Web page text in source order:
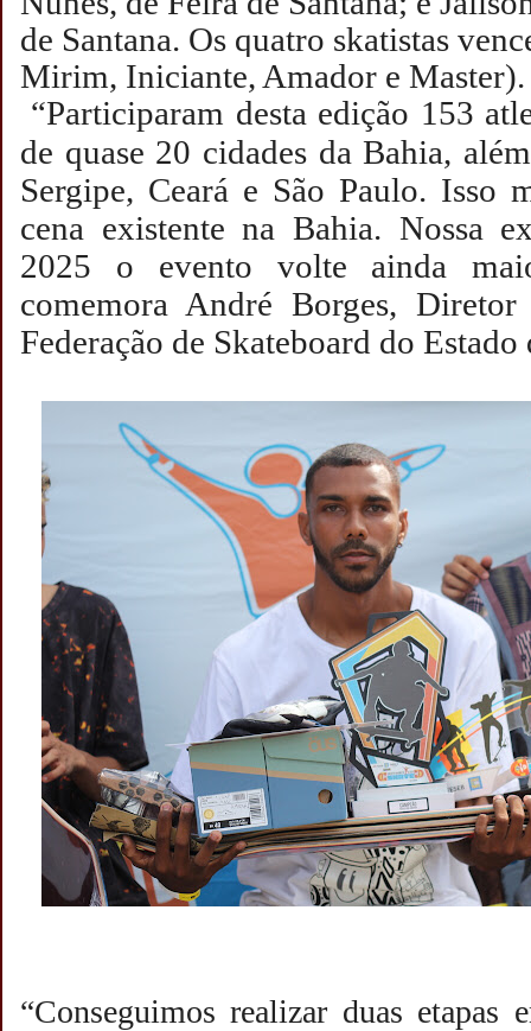
de Santana. Os quatro skatistas
Mirim, Iniciante, Amador e Master).
“Participaram desta edição 153
de quase 20 cidades da Bahia,
Sergipe, Ceará e São Paulo. Isso
cena existente na Bahia. Nossa
2025 o evento volte ainda
comemora André Borges,
Federação de Skateboard do
“Conseguimos realizar duas etapas